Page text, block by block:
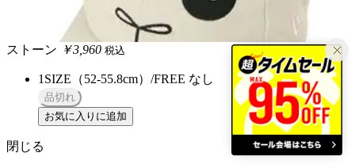
ストーン ￥3,960 税込
1SIZE（52-55.8cm）/FREE なし
品切れ
お気に入りに追加
閉じる